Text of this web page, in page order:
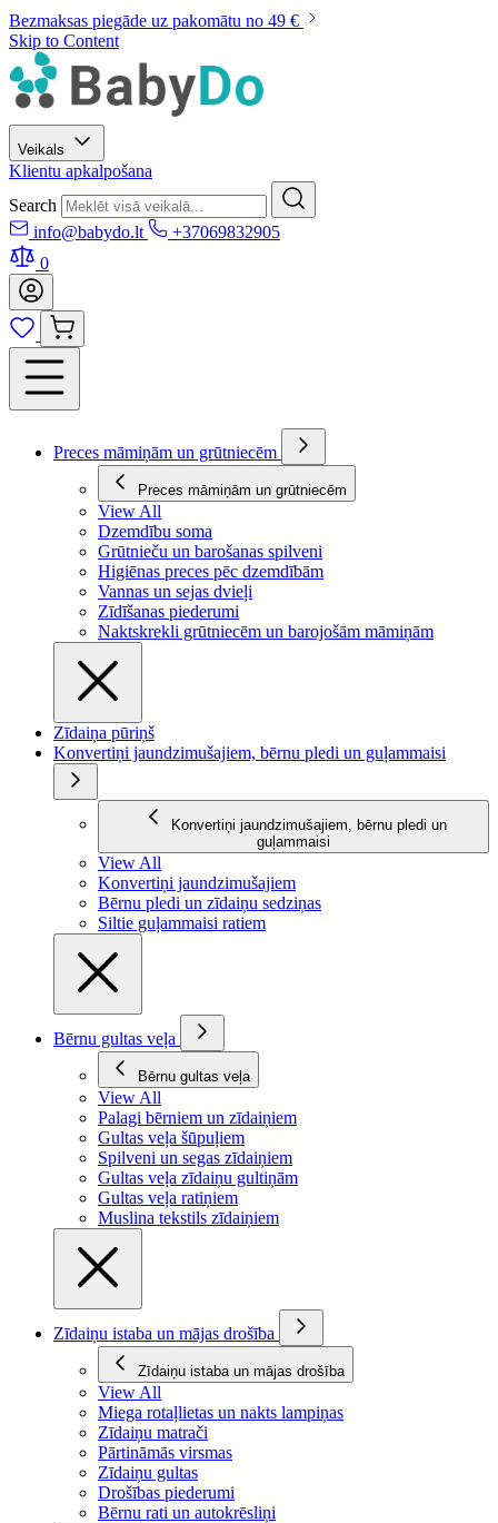
Bezmaksas piegāde uz pakomātu no 49 €
Skip to Content
Veikals
Klientu apkalpošana
Search
info@babydo.lt
+37069832905
0
Preces māmiņām un grūtniecēm
Preces māmiņām un grūtniecēm
View All
Dzemdību soma
Grūtnieču un barošanas spilveni
Higiēnas preces pēc dzemdībām
Vannas un sejas dvieļi
Zīdīšanas piederumi
Naktskrekli grūtniecēm un barojošām māmiņām
Zīdaiņa pūriņš
Konvertiņi jaundzimušajiem, bērnu pledi un guļammaisi
Konvertiņi jaundzimušajiem, bērnu pledi un
guļammaisi
View All
Konvertiņi jaundzimušajiem
Bērnu pledi un zīdaiņu sedziņas
Siltie guļammaisi ratiem
Bērnu gultas veļa
Bērnu gultas veļa
View All
Palagi bērniem un zīdaiņiem
Gultas veļa šūpuļiem
Spilveni un segas zīdaiņiem
Gultas veļa zīdaiņu gultiņām
Gultas veļa ratiņiem
Muslina tekstils zīdaiņiem
Zīdaiņu istaba un mājas drošība
Zīdaiņu istaba un mājas drošība
View All
Miega rotaļlietas un nakts lampiņas
Zīdaiņu matrači
Pārtināmās virsmas
Zīdaiņu gultas
Drošības piederumi
Bērnu rati un autokrēsliņi